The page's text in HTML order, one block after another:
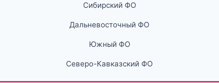
Сибирский ФО
Дальневосточный ФО
Южный ФО
Северо-Кавказский ФО